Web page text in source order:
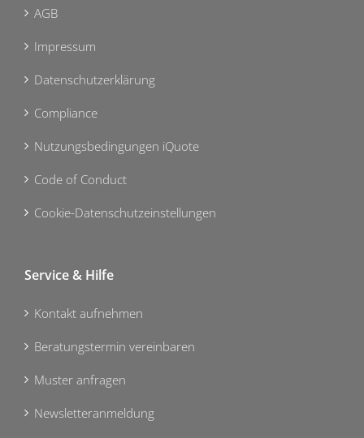
AGB
Impressum
Datenschutzerklärung
Compliance
Nutzungsbedingungen iQuote
Code of Conduct
Cookie-Datenschutzeinstellungen
Service & Hilfe
Kontakt aufnehmen
Beratungstermin vereinbaren
Muster anfragen
Newsletteranmeldung